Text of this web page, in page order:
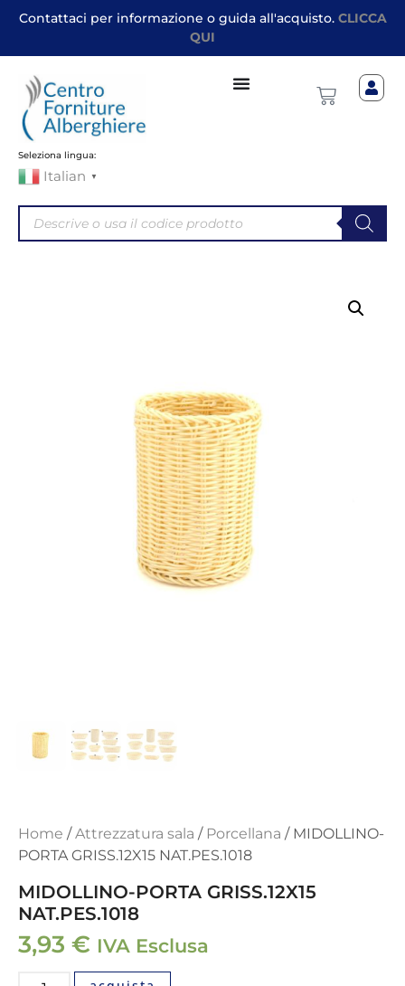
Contattaci per informazione o guida all'acquisto. CLICCA
QUI
Seleziona lingua:
Italian ▼
Home /Attrezzatura sala / Porcellana / MIDOLLINO-
PORTA GRISS.12X15 NAT.PES.1018
MIDOLLINO-PORTA GRISS.12X15
NAT.PES.1018
3,93 € IVA Esclusa